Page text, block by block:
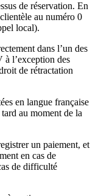
de réservation. En
au numéro 0
local).
dans l’un des
à l’exception des
de rétractation
en langue française
au moment de la
un paiement, et
en cas de
de difficulté